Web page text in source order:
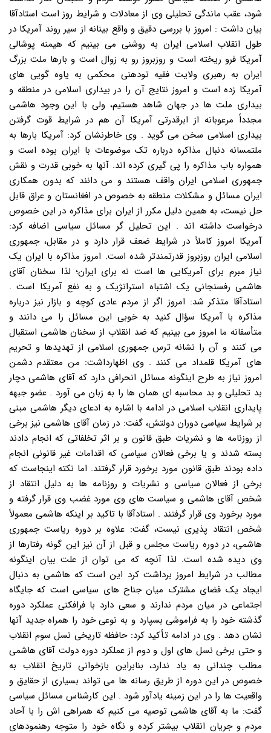
شود، عقب ماندگی تحلیلی وی از معادلات و شرایط روز است استادآقا
بیان داشت : امروز با بررسی دقیق و واقع بینانه از سیر روند آمریکا در
طول انقلاب اسلامی ایران به روشنی می بینیم که هیمنه پوشالی
آمریکا فرو ریخته است و روزبروز رو به زوال است و بارها ملت بزرگ
ایران به رهبری ولایت فقیه تودهنی محکمی به یاوه گویی های
آمریکا زده است و امروز نتایج آن را در بیداری اسلامی در منطقه و
بیداری ملت ها در جهان شاهد هستیم، ولی با این وجود هاشمی
مجدداً مرعوبانه از ابرقدرتی آمریکا آن هم در شرایط قوت گرفتن
بیداری اسلامی سخن می گوید . وی خاطرنشان کرد: آمریکا بارها به
ملتمسانه دنبال مذاکره درباره تک موضوعات با ایران بوده است و
همواره باب مذاکره را پی گیری کرده اند. آنها به خوبی قدرت و نقش
جمهوری اسلامی ایران واقف هستند و می دانند که بدون همکاری
ایران مسائل و مشکلات منطقه به خصوص در افغانستان و عراق قابل
حل نیست، به همین دلیل مکرر از ایران برای مذاکره در این خصوص
درخواست داشته اند . این تحلیل گر مسائل سیاسی اضافه کرد:
آمریکا امروز کاملاً در شرایط ضعف قرار دارد و در مقابل، جمهوری
اسلامی ایران روزبروز قدرتمندتر شده است. امروز مذاکره با ایران یک
نیاز مبرم برای آمریکایی ها است نه برای ایران؛ لذا سخنان آقای
هاشمی رفسنجانی یک اشتباه استراتژیک و به نفع آمریکا است .
استادآقا متذکر شد: امروز اگر از مردم عادی کوچه و بازار نیز درباره
مذاکره با آمریکا سؤال کنید به خوبی این مسائل را می دانند و
متأسفانه ما امروز می بینیم که ضد انقلاب از سخنان هاشمی استقبال
می کنند و آن را نشانه ترس جمهوری اسلامی از تهدیدها و تحریم
های آمریکا قلمداد می کنند . وی اظهارداشت: من معتقدم دشمن
امروز نیاز به طرح اینگونه مسائل انحرافی دارد که آقای هاشمی دچار
بد تحلیلی و بد محاسبه ای همان ها را به زبان می آورد . عضو جبهه
پایداری انقلاب اسلامی در ادامه با اشاره به ادعای دیگر هاشمی مبنی
بر شرایط سیاسی دوران دولتش، گفت: در زمان آقای هاشمی نیز برخی
از روزنامه ها و نشریات طبق قانون و بر اثر تخلفاتی که انجام دادند
بسته شدند و یا برخی فعالان سیاسی که اقدامات غیر قانونی انجام
داده بودند طبق قانون مورد برخورد قرار گرفتند. اما نکته اینجاست که
برخی از فعالان سیاسی و نشریات و روزنامه ها به دلیل انتقاد از
شخص آقای هاشمی و سیاست های وی مورد غضب وی قرار گرفته و
مورد برخورد وی قرار گرفتند . استادآقا با تاکید بر اینکه هاشمی معمولاً
شخص انتقاد پذیری نیست، گفت: علاوه بر دوره ریاست جمهوری
هاشمی، در دوره ریاست مجلس و قبل از آن نیز این گونه رفتارها از
وی دیده شده است. لذا آنچه که می توان از علت بیان اینگونه
مطالب در شرایط امروز برداشت کرد این است که هاشمی به دنبال
ایجاد یک فضای مشترک میان جناح های سیاسی است که جایگاه
اجتماعی در میان مردم ندارند و سعی دارد با فرافکنی عملکرد دوره
گذشته خود را به فراموشی بسپارد و به نوعی خود را همراه جدید آنها
نشان دهد . وی در ادامه تأکید کرد: حافظه تاریخی نسل سوم انقلاب
و حتی برخی نسل های اول و دوم از عملکرد دوره دولت آقای هاشمی
مطلب چندانی به یاد ندارد، بنابراین بازخوانی تاریخ انقلاب به
خصوص در این دوره از طریق رسانه ها می تواند بسیاری از حقایق و
واقعیت ها را در این زمینه یادآور شود . این کارشناس مسائل سیاسی
گفت: ما به آقای هاشمی توصیه می کنیم که همراهی اش را با آحاد
مردم و جریان انقلاب بیشتر کرده و نگاه خود را متوجه رهنمودهای